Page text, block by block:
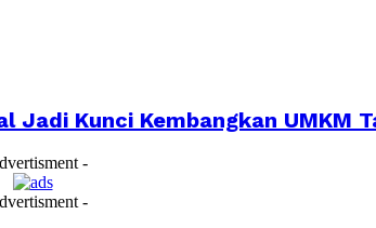
Jadi Kunci Kembangkan UMKM
-
-